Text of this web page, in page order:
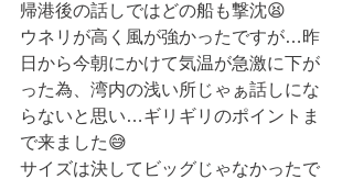
帰港後の話しではどの船も撃沈😫
ウネリが高く風が強かったですが…昨
日から今朝にかけて気温が急激に下が
った為、湾内の浅い所じゃぁ話しにな
らないと思い…ギリギリのポイントま
で来ました😅
サイズは決してビッグじゃなかったで